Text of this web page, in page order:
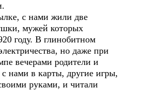
с нами жили две
мужей которых
году. В глинобитном
но даже при
вечерами родители и
нами в карты, другие игры,
руками, и читали